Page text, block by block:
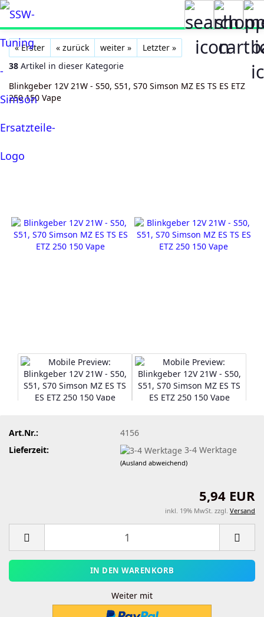
« Erster « zurück weiter »
Letzter »
38 Artikel in dieser Kategorie
Blinkgeber 12V 21W - S50, S51, S70 Simson MZ ES TS ES ETZ
250 150 Vape
Art.Nr.:
4156
Lieferzeit:
3-4 Werktage
(Ausland abweichend)
5,94 EUR
inkl. 19% MwSt. zzgl. Versand
Weiter mit